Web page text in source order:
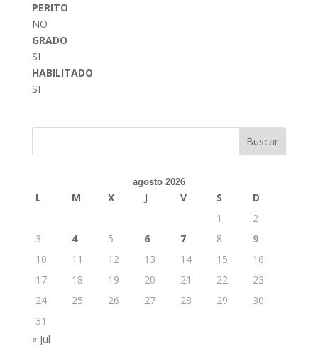
PERITO
NO
GRADO
SI
HABILITADO
SI
Buscar
agosto 2026
L M X J V S
D
1
2
3
4 5 6 7 8
9
10
11 12 13 14 15
16
17
18 19 20 21 22
23
24
25 26 27 28 29
30
31
« Jul